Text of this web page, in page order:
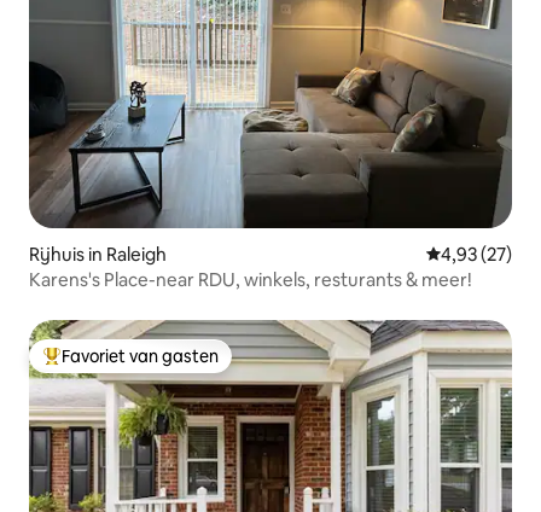
Rijhuis in Raleigh Gemiddelde
4,93 (27)
Karens's Place-near RDU, winkels, resturants & meer!
Topfavoriet van gasten
Favoriet van gasten